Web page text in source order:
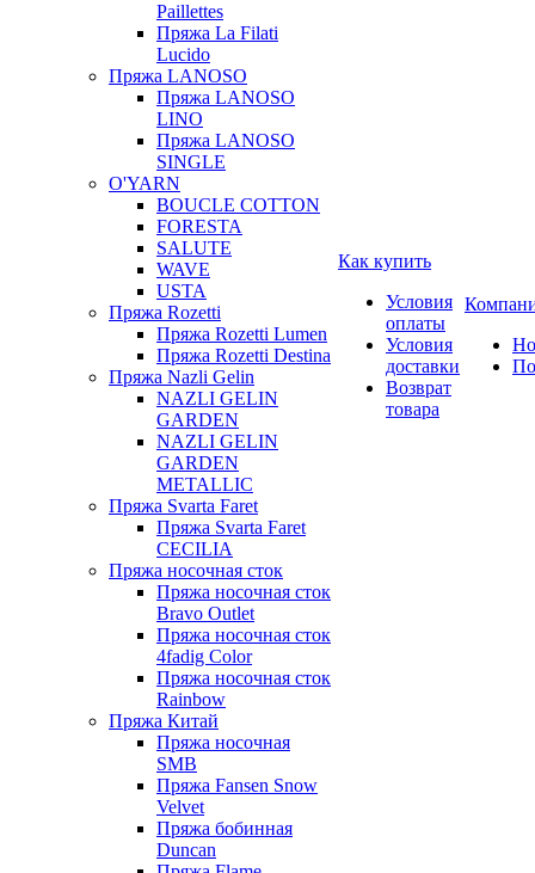
Paillettes
Пряжа La Filati
Lucido
Пряжа LANOSO
Пряжа LANOSO
LINO
Пряжа LANOSO
SINGLE
O'YARN
BOUCLE COTTON
FORESTA
SALUTE
WAVE
USTA
Пряжа Rozetti
Пряжа Rozetti Lumen
Пряжа Rozetti Destina
Пряжа Nazli Gelin
NAZLI GELIN
GARDEN
NAZLI GELIN
GARDEN
METALLIC
Пряжа Svarta Faret
Пряжа Svarta Faret
CECILIA
Пряжа носочная сток
Пряжа носочная сток
Bravo Outlet
Пряжа носочная сток
4fadig Color
Пряжа носочная сток
Rainbow
Пряжа Китай
Пряжа носочная
SMB
Пряжа Fansen Snow
Velvet
Пряжа бобинная
Duncan
Как купить
Условия
оплаты
Условия
доставки
Возврат
товара